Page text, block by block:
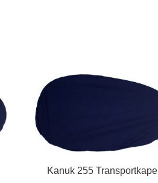
Kanuk 255 Transportkapell